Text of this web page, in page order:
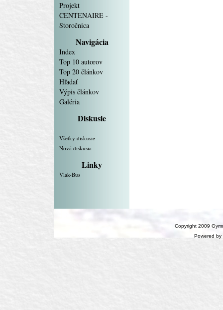
Projekt
CENTENAIRE -
Storočnica
Navigácia
Index
Top 10 autorov
Top 20 článkov
Hľadať
Výpis článkov
Galéria
Diskusie
Všetky diskusie
Nová diskusia
Linky
Vlak-Bus
Copyright 2009
Powered by